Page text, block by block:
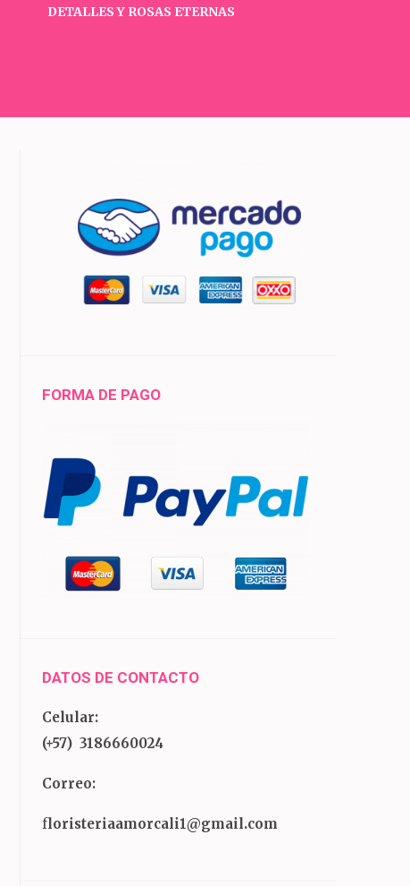
DETALLES Y ROSAS ETERNAS
FORMA DE PAGO
DATOS DE CONTACTO
Celular:
(+57) 3186660024
Correo:
floristeriaamorcali1@gmail.com